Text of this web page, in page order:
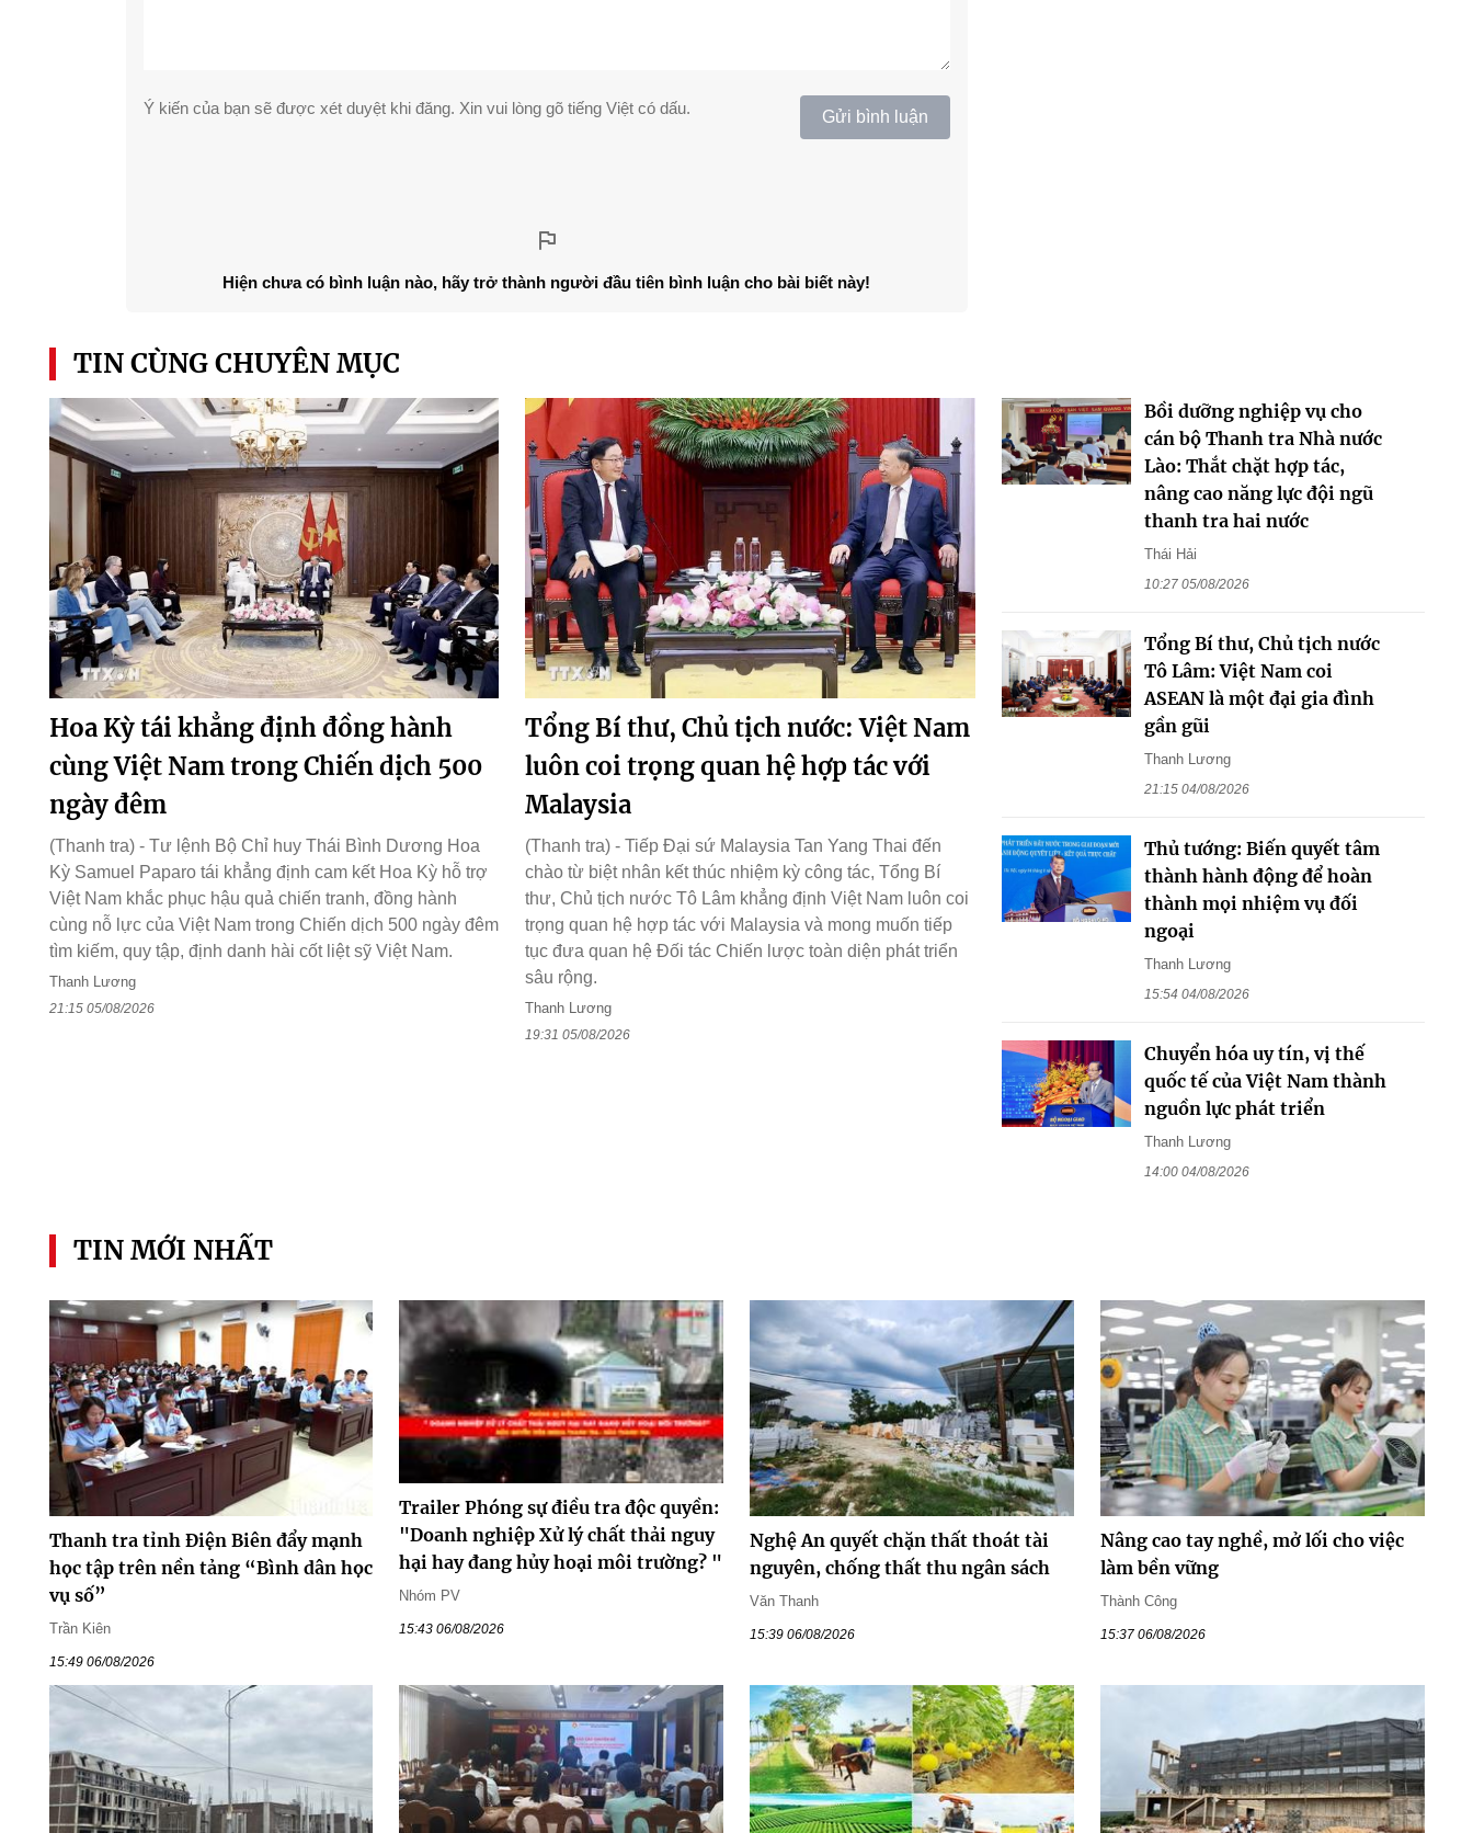
Ý kiến của bạn sẽ được xét duyệt khi đăng. Xin vui lòng gõ tiếng Việt có dấu. Gửi bình luận
Hiện chưa có bình luận nào, hãy trở thành người đầu tiên bình luận cho bài biết này!
TIN CÙNG CHUYÊN MỤC
Hoa Kỳ tái khẳng định đồng hành
cùng Việt Nam trong Chiến dịch 500
ngày đêm
(Thanh tra) - Tư lệnh Bộ Chỉ huy Thái Bình Dương Hoa
Kỳ Samuel Paparo tái khẳng định cam kết Hoa Kỳ hỗ trợ
Việt Nam khắc phục hậu quả chiến tranh, đồng hành
cùng nỗ lực của Việt Nam trong Chiến dịch 500 ngày đêm
tìm kiếm, quy tập, định danh hài cốt liệt sỹ Việt Nam.
Thanh Lương
21:15 05/08/2026
Tổng Bí thư, Chủ tịch nước: Việt Nam
luôn coi trọng quan hệ hợp tác với
Malaysia
(Thanh tra) - Tiếp Đại sứ Malaysia Tan Yang Thai đến
chào từ biệt nhân kết thúc nhiệm kỳ công tác, Tổng Bí
thư, Chủ tịch nước Tô Lâm khẳng định Việt Nam luôn coi
trọng quan hệ hợp tác với Malaysia và mong muốn tiếp
tục đưa quan hệ Đối tác Chiến lược toàn diện phát triển
sâu rộng.
Thanh Lương
19:31 05/08/2026
Bồi dưỡng nghiệp vụ cho
cán bộ Thanh tra Nhà nước
Lào: Thắt chặt hợp tác,
nâng cao năng lực đội ngũ
thanh tra hai nước
Thái Hải
10:27 05/08/2026
Tổng Bí thư, Chủ tịch nước
Tô Lâm: Việt Nam coi
ASEAN là một đại gia đình
gần gũi
Thanh Lương
21:15 04/08/2026
Thủ tướng: Biến quyết tâm
thành hành động để hoàn
thành mọi nhiệm vụ đối
ngoại
Thanh Lương
15:54 04/08/2026
Chuyển hóa uy tín, vị thế
quốc tế của Việt Nam thành
nguồn lực phát triển
Thanh Lương
14:00 04/08/2026
TIN MỚI NHẤT
Thanh tra tỉnh Điện Biên đẩy mạnh
học tập trên nền tảng “Bình dân học
vụ số”
Trần Kiên
15:49 06/08/2026
Trailer Phóng sự điều tra độc quyền:
"Doanh nghiệp Xử lý chất thải nguy
hại hay đang hủy hoại môi trường? "
Nhóm PV
15:43 06/08/2026
Nghệ An quyết chặn thất thoát tài
nguyên, chống thất thu ngân sách
Văn Thanh
15:39 06/08/2026
Nâng cao tay nghề, mở lối cho việc
làm bền vững
Thành Công
15:37 06/08/2026